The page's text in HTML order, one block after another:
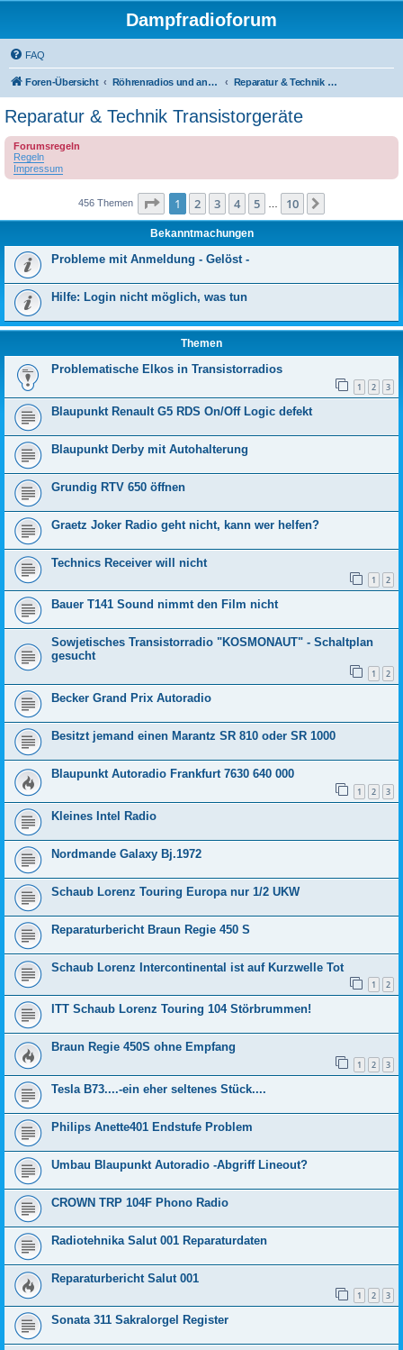
Dampfradioforum
FAQ
Foren-Übersicht Röhrenradios und andere Dampfradios Reparatur & Technik Transistorgeräte
Reparatur & Technik Transistorgeräte
Forumsregeln
Regeln
Impressum
456 Themen Seite 1von 10
1 2 3 4 5 10
Bekanntmachungen
Probleme mit Anmeldung - Gelöst -
Hilfe: Login nicht möglich, was tun
Themen
Problematische Elkos in Transistorradios
1 2 3
Blaupunkt Renault G5 RDS On/Off Logic defekt
Blaupunkt Derby mit Autohalterung
Grundig RTV 650 öffnen
Graetz Joker Radio geht nicht, kann wer helfen?
Technics Receiver will nicht
1 2
Bauer T141 Sound nimmt den Film nicht
Sowjetisches Transistorradio "KOSMONAUT" - Schaltplan
gesucht
1 2
Becker Grand Prix Autoradio
Besitzt jemand einen Marantz SR 810 oder SR 1000
Blaupunkt Autoradio Frankfurt 7630 640 000
1 2 3
Kleines Intel Radio
Nordmande Galaxy Bj.1972
Schaub Lorenz Touring Europa nur 1/2 UKW
Reparaturbericht Braun Regie 450 S
Schaub Lorenz Intercontinental ist auf Kurzwelle Tot
1 2
ITT Schaub Lorenz Touring 104 Störbrummen!
Braun Regie 450S ohne Empfang
1 2 3
Tesla B73....-ein eher seltenes Stück....
Philips Anette401 Endstufe Problem
Umbau Blaupunkt Autoradio -Abgriff Lineout?
CROWN TRP 104F Phono Radio
Radiotehnika Salut 001 Reparaturdaten
Reparaturbericht Salut 001
1 2 3
Sonata 311 Sakralorgel Register